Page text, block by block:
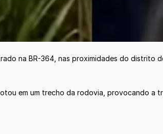
na BR-364, nas proximidades do distrito
em um trecho da rodovia, provocando a